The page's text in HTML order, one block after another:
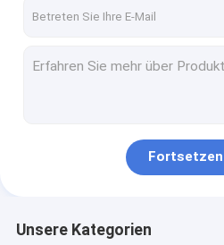
Fortsetzen
Unsere Kategorien